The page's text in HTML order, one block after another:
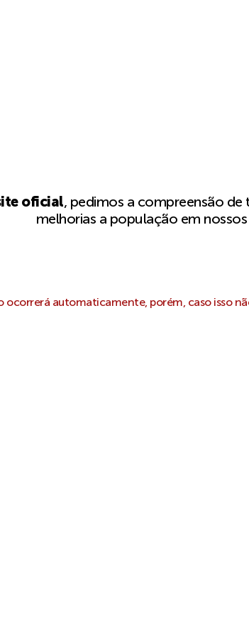
oficial, pedimos a compreensão
melhorias a população em
ocorrerá automaticamente, porém, caso isso